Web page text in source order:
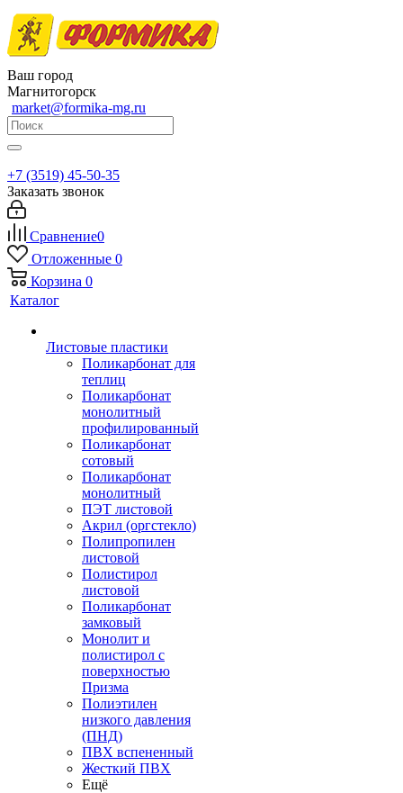
Ваш город
Магнитогорск
market@formika-mg.ru
+7 (3519) 45-50-35
Заказать звонок
Сравнение0
Отложенные 0
Корзина 0
Каталог
Листовые пластики
Поликарбонат для
теплиц
Поликарбонат
монолитный
профилированный
Поликарбонат
сотовый
Поликарбонат
монолитный
ПЭТ листовой
Акрил (оргстекло)
Полипропилен
листовой
Полистирол
листовой
Поликарбонат
замковый
Монолит и
полистирол с
поверхностью
Призма
Полиэтилен
низкого давления
(ПНД)
ПВХ вспененный
Жесткий ПВХ
Ещё